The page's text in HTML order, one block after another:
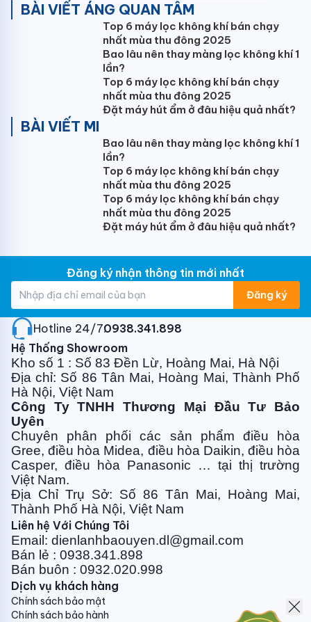
Hãy đến với Bảo Minh -Đại lý điều hòa Sumikura
rẻ phân phối chính thức tại Hà Nội
Thống số kỹ thuật Điều hòa âm trần Sumikura 1 chiều
24.000BTU APC/APO-240/8W-A
Điều hòa âm trầnSumikura MODEL APC/APO-
240/8W-A Công suất làm lạnh/ sưởi Btu/h 24000
HP 2.5 Điện nguồn 220~/1P/50Hz Điện năng tiêu
thụ W 2600 Dòng điện định mức A 12.2 Hiệu suất
năng lượng E.E.R W/W 2.73/2.82 Khử ẩm L/h 2.9 Dàn
lạnh Lưu lượng gió (cao/t.bình/thấp) m3/h 1350 Độ
ồn (cao/t.bình/thấp) dB(A) 45/40 Kích thước máy
(R*C*D) mm 840*240*840 Kích thước cả thùng
(R*C*D) mm 940*325*1048 Trọng lượng tịnh/cả
máy (R*C*D) mm 860*700*320 Kích thước cả thùng
(R*C*D) mm 1030*780*445 Trọng lượng tịnh/cả
thùng Kg 52/60 Mặt nạ Kích thước thân (R*C*D) mm
950*75*950 Kích thước cả thùng (R*C*D) mm
1050*146*1040 Trọng lượng Kg 8 Kích cỡ Ống lỏng
mm 9.52 Ống hơi mm 15.9 Chiều dài đường ống tối đa
m 20 Chiều cao đường ống tối đa m 10 Loại môi chất
làm lạnh (Gas lạnh) R410 Bộ điều khiển từ xa Loại
không dây
Bảng giá lắp đặt điều hòa Điều hòa âm trần Sumikura
1 chiều 24.000BTU APC/APO-240/8W-A
STT VẬT TƯ ĐVT SL ĐƠN GIÁ
(Chưa VAT)
(Chưa VAT) 1 ỐNG ĐỒNG RUBY, BẢO ÔN ĐÔI
SUPERLON, BĂNG CUỐN1,1 Công suất
18.000BTU - 24.000BTU Mét 270.000 1,2 Công
suất 26.000BTU - 50.000BTU Mét 310.000
PHÍ NHÂN CÔNG LẮP ĐẶT
công suất 18.000BTU-28.000BTU Bộ 450.000 2,2
Điều hòa Tủ đứng công suất 30.000BTU-50.000BTU
Bộ 550.000 2,3 Điều hòa Âm trần / Áp trần công
BÀI VIẾT ÁNG QUAN TÂM
Top 6 máy lọc không khí bán chạy
nhất mùa thu đông 2025
Bao lâu nên thay màng lọc không khí 1
lần?
Top 6 máy lọc không khí bán chạy
nhất mùa thu đông 2025
Đặt máy hút ẩm ở đâu hiệu quả nhất?
BÀI VIẾT MI
Bao lâu nên thay màng lọc không khí 1
lần?
Top 6 máy lọc không khí bán chạy
nhất mùa thu đông 2025
Top 6 máy lọc không khí bán chạy
nhất mùa thu đông 2025
Đặt máy hút ẩm ở đâu hiệu quả nhất?
Đăng ký nhận thông tin mới nhất
Đăng ký
Hotline 24/7:0938.341.898
Hệ Thống Showroom
Kho số 1 : Số 83 Đền Lừ, Hoàng Mai, Hà Nội
Địa chỉ: Số 86 Tân Mai, Hoàng Mai, Thành Phố
Hà Nội, Việt Nam
Công Ty TNHH Thương Mại Đầu Tư Bảo
Uyên
Chuyên phân phối các sản phẩm điều hòa
Gree, điều hòa Midea, điều hòa Daikin, điều hòa
Casper, điều hòa Panasonic … tại thị trường
Việt Nam.
Địa Chỉ Trụ Sở: Số 86 Tân Mai, Hoàng Mai,
Thành Phố Hà Nội, Việt Nam
Liên hệ Với Chúng Tôi
Email: dienlanhbaouyen.dl@gmail.com
Bán lẻ : 0938.341.898
Bán buôn : 0932.020.998
Dịch vụ khách hàng
Chính sách bảo mật
Chính sách bảo hành